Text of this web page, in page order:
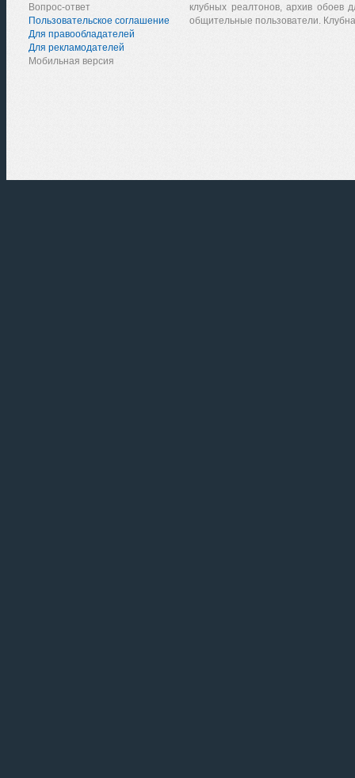
Вопрос-ответ
Пользовательское соглашение
Для правообладателей
Для рекламодателей
Мобильная версия
клубных реалтонов, архив обоев
общительные пользователи.